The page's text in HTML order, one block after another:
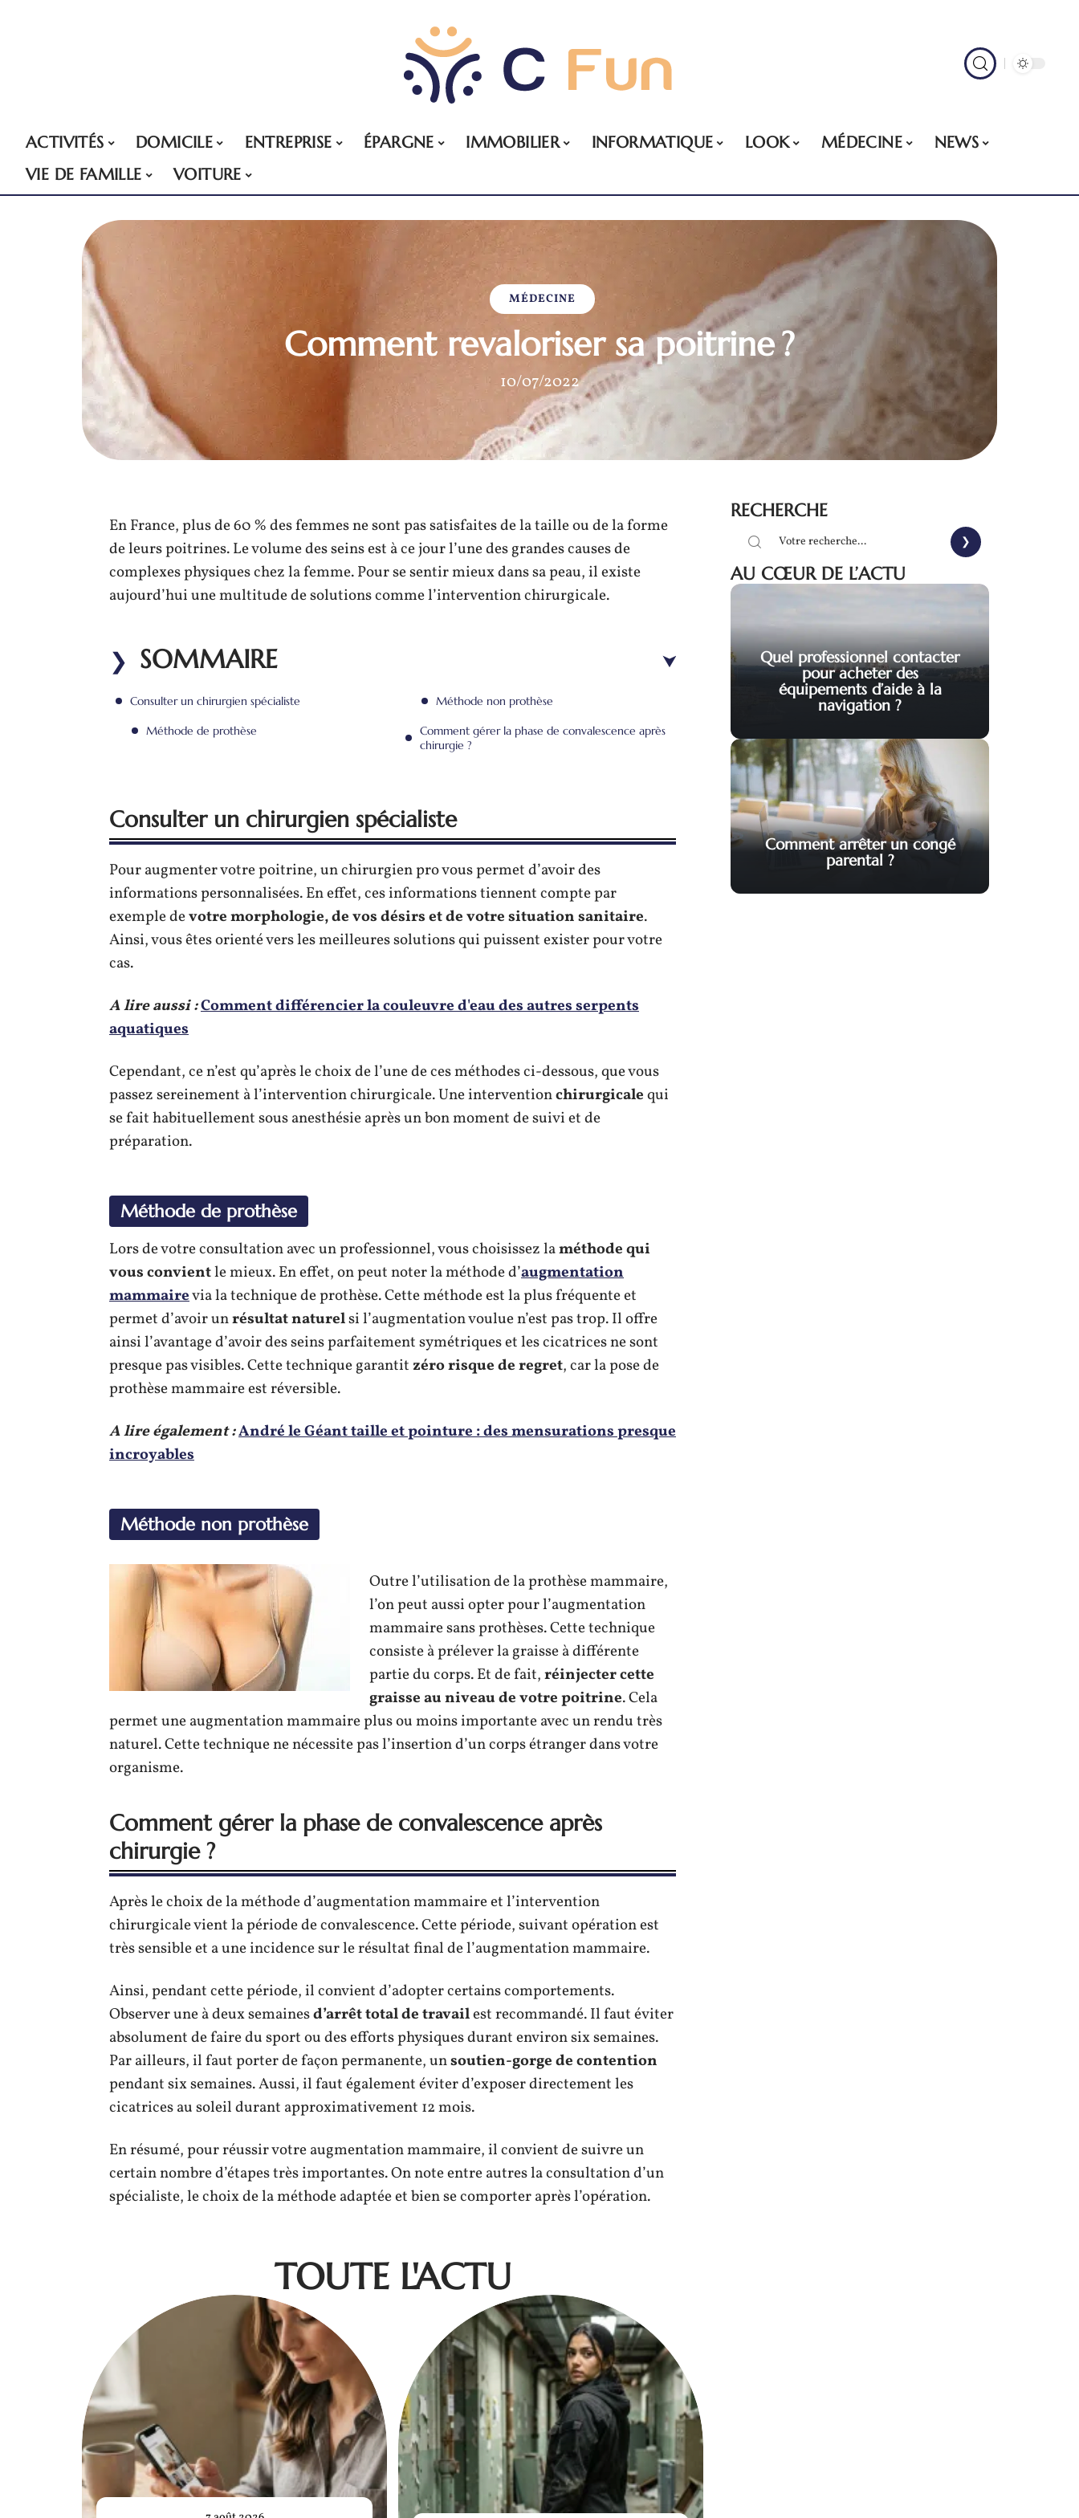
ACTIVITÉS DOMICILE ENTREPRISE ÉPARGNE IMMOBILIER INFORMATIQUE LOOK MÉDECINE
NEWS
VIE DE FAMILLE
VOITURE
MÉDECINE
Comment revaloriser sa poitrine ?
10/07/2022
En France, plus de 60 % des femmes ne sont pas satisfaites de la taille ou de la forme
de leurs poitrines. Le volume des seins est à ce jour l’une des grandes causes de
complexes physiques chez la femme. Pour se sentir mieux dans sa peau, il existe
aujourd’hui une multitude de solutions comme l’intervention chirurgicale.
SOMMAIRE
Consulter un chirurgien spécialiste
Méthode de prothèse
Méthode non prothèse
Comment gérer la phase de convalescence après
chirurgie ?
Consulter un chirurgien spécialiste
Pour augmenter votre poitrine, un chirurgien pro vous permet d’avoir des
informations personnalisées. En effet, ces informations tiennent compte par
exemple devotre morphologie, de vos désirs et de votre situation sanitaire.
Ainsi, vous êtes orienté vers les meilleures solutions qui puissent exister pour votre
cas.
A lire aussi :Comment différencier la couleuvre d'eau des autres serpents
aquatiques
Cependant, ce n’est qu’après le choix de l’une de ces méthodes ci-dessous, que vous
passez sereinement à l’intervention chirurgicale. Une interventionchirurgicalequi
se fait habituellement sous anesthésie après un bon moment de suivi et de
préparation.
Méthode de prothèse
Lors de votre consultation avec un professionnel, vous choisissez laméthode qui
vous convientle mieux. En effet, on peut noter la méthode d’augmentation
mammairevia la technique de prothèse. Cette méthode est la plus fréquente et
permet d’avoir unrésultat naturelsi l’augmentation voulue n’est pas trop. Il offre
ainsi l’avantage d’avoir des seins parfaitement symétriques et les cicatrices ne sont
presque pas visibles. Cette technique garantit zéro risque de regret, car la pose de
prothèse mammaire est réversible.
A lire également :André le Géant taille et pointure : des mensurations presque
incroyables
Méthode non prothèse
Outre l’utilisation de la prothèse mammaire,
l’on peut aussi opter pour l’augmentation
mammaire sans prothèses. Cette technique
consiste à prélever la graisse à différente
partie du corps. Et de fait,réinjecter cette
graisse au niveau de votre poitrine. Cela
permet une augmentation mammaire plus ou moins importante avec un rendu très
naturel. Cette technique ne nécessite pas l’insertion d’un corps étranger dans votre
organisme.
Comment gérer la phase de convalescence après
chirurgie ?
Après le choix de la méthode d’augmentation mammaire et l’intervention
chirurgicale vient la période de convalescence. Cette période, suivant opération est
très sensible et a une incidence sur le résultat final de l’augmentation mammaire.
Ainsi, pendant cette période, il convient d’adopter certains comportements.
Observer une à deux semainesd’arrêt total de travailest recommandé. Il faut éviter
absolument de faire du sport ou des efforts physiques durant environ six semaines.
Par ailleurs, il faut porter de façon permanente, unsoutien-gorge de contention
pendant six semaines. Aussi, il faut également éviter d’exposer directement les
cicatrices au soleil durant approximativement 12 mois.
En résumé, pour réussir votre augmentation mammaire, il convient de suivre un
certain nombre d’étapes très importantes. On note entre autres la consultation d’un
spécialiste, le choix de la méthode adaptée et bien se comporter après l’opération.
TOUTE L'ACTU
RECHERCHE
AU CŒUR DE L’ACTU
Quel professionnel contacter
pour acheter des
équipements d’aide à la
navigation ?
Comment arrêter un congé
parental ?